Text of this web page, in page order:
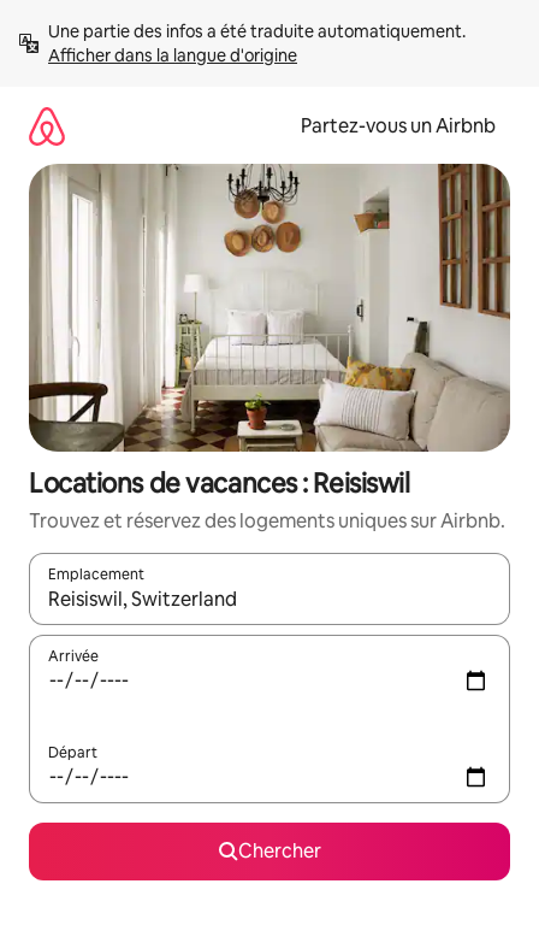
directement
Afficher dans la langue d'origine
Partez-vous un Airbnb
Locations de vacances : Reisiswil
Trouvez et réservez des logements uniques sur Airbnb.
Emplacement
Quand les résultats sont affichés, parcourez-les en utilisant
Arrivée
Départ
Chercher